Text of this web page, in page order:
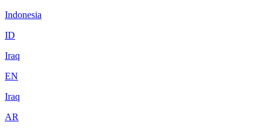
Indonesia
ID
Iraq
EN
Iraq
AR